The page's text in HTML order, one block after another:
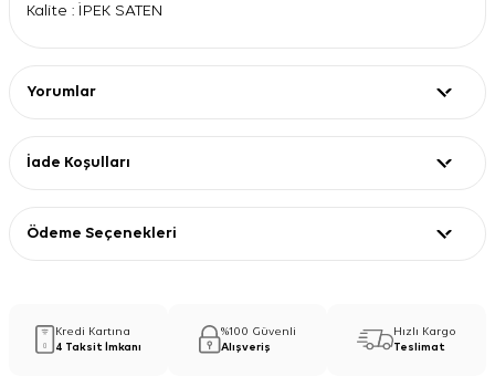
Kalite : İPEK SATEN
Yorumlar
İade Koşulları
Ödeme Seçenekleri
Kredi Kartına
4 Taksit İmkanı
%100 Güvenli
Alışveriş
Hızlı Kargo
Teslimat